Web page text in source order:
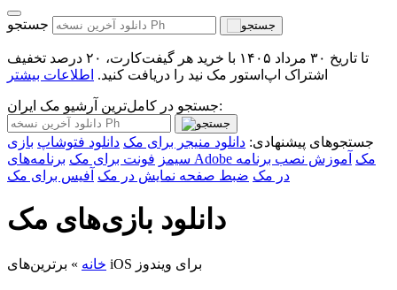
جستجو
تا تاریخ ۳۰ مرداد ۱۴۰۵ با خرید هر گیفت‌کارت، ۲۰ درصد تخفیف
اشتراک اپ‌استور مک نید را دریافت کنید. اطلاعات بیشتر
جستجو در کامل‌ترین آرشیو مک ایران:
جستجوهای پیشنهادی: دانلود منیجر برای مک دانلود فتوشاپ بازی
سیمز فونت برای مک برنامه‌های Adobe مک آموزش نصب برنامه
در مک ضبط صفحه نمایش در مک آفیس برای مک
دانلود بازی‌های مک
خانه » برترین‌های iOS برای ویندوز